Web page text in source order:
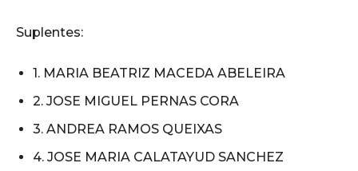
Suplentes:
1. MARIA BEATRIZ MACEDA ABELEIRA
2. JOSE MIGUEL PERNAS CORA
3. ANDREA RAMOS QUEIXAS
4. JOSE MARIA CALATAYUD SANCHEZ